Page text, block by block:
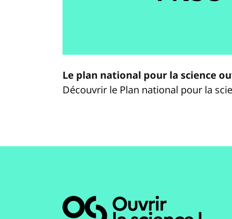
Le plan national pour la science
Découvrir le Plan national pour la